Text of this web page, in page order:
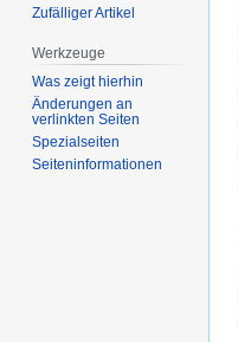
Zufälliger Artikel
Werkzeuge
Was zeigt hierhin
Änderungen an
verlinkten Seiten
Spezialseiten
Seiten­informationen